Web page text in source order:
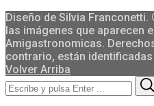
Diseño de Silvia
las imágenes que aparecen
Amigastronomicas.
contrario, están
Volver Arriba
Search
for: